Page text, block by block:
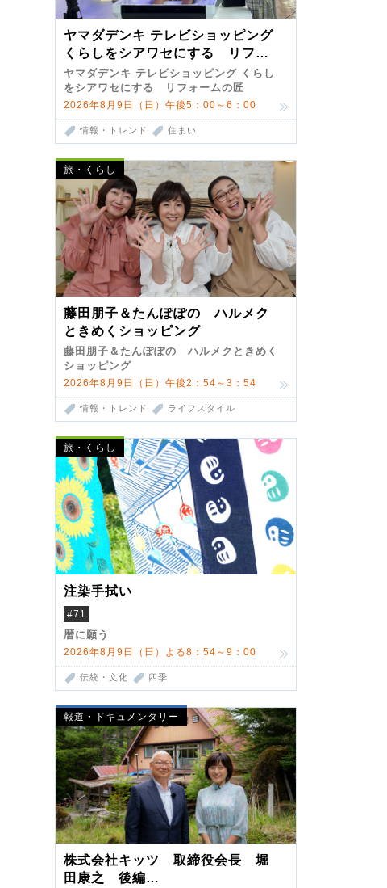
ヤマダデンキ テレビショッピング
くらしをシアワセにする リフォ
ームの匠 第7弾
ヤマダデンキ テレビショッピング くらし
をシアワセにする リフォームの匠
2026年8月9日（日）午後5：00～6：00
情報・トレンド 住まい
旅・くらし
藤田朋子＆たんぽぽの ハルメク
ときめくショッピング
藤田朋子＆たんぽぽの ハルメクときめく
ショッピング
2026年8月9日（日）午後2：54～3：54
情報・トレンド ライフスタイル
旅・くらし
注染手拭い
#71
暦に願う
2026年8月9日（日）よる8：54～9：00
伝統・文化 四季
報道・ドキュメンタリー
株式会社キッツ 取締役会長 堀
田康之 後編